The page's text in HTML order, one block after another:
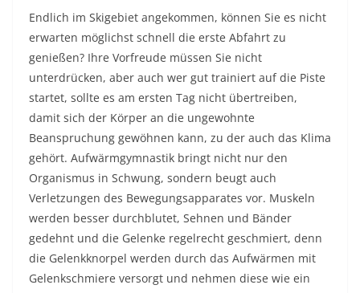
Endlich im Skigebiet angekommen, können Sie es nicht
erwarten möglichst schnell die erste Abfahrt zu
genießen? Ihre Vorfreude müssen Sie nicht
unterdrücken, aber auch wer gut trainiert auf die Piste
startet, sollte es am ersten Tag nicht übertreiben,
damit sich der Körper an die ungewohnte
Beanspruchung gewöhnen kann, zu der auch das Klima
gehört. Aufwärmgymnastik bringt nicht nur den
Organismus in Schwung, sondern beugt auch
Verletzungen des Bewegungsapparates vor. Muskeln
werden besser durchblutet, Sehnen und Bänder
gedehnt und die Gelenke regelrecht geschmiert, denn
die Gelenkknorpel werden durch das Aufwärmen mit
Gelenkschmiere versorgt und nehmen diese wie ein